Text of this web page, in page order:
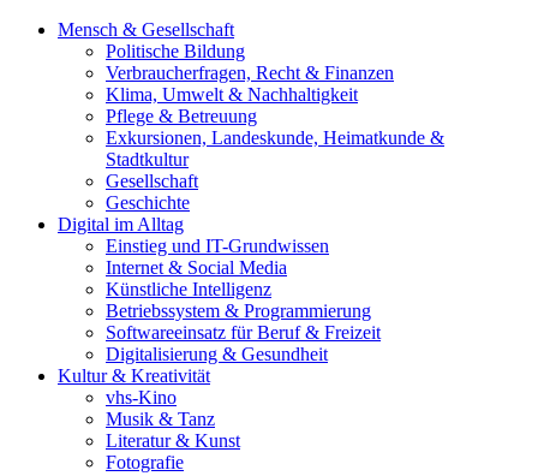
Mensch & Gesellschaft
Politische Bildung
Verbraucherfragen, Recht & Finanzen
Klima, Umwelt & Nachhaltigkeit
Pflege & Betreuung
Exkursionen, Landeskunde, Heimatkunde &
Stadtkultur
Gesellschaft
Geschichte
Digital im Alltag
Einstieg und IT-Grundwissen
Internet & Social Media
Künstliche Intelligenz
Betriebssystem & Programmierung
Softwareeinsatz für Beruf & Freizeit
Digitalisierung & Gesundheit
Kultur & Kreativität
vhs-Kino
Musik & Tanz
Literatur & Kunst
Fotografie